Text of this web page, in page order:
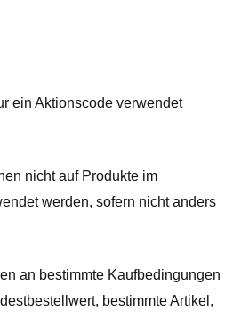
ein Aktionscode verwendet
nicht auf Produkte im
werden, sofern nicht anders
an bestimmte Kaufbedingungen
bestimmte Artikel,